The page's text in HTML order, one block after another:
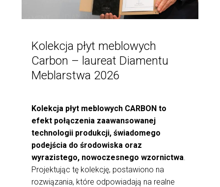
Kolekcja płyt meblowych
Carbon – laureat Diamentu
Meblarstwa 2026
Kolekcja płyt meblowych CARBON to
efekt połączenia zaawansowanej
technologii produkcji, świadomego
podejścia do środowiska oraz
wyrazistego, nowoczesnego wzornictwa.
Projektując tę kolekcję, postawiono na
rozwiązania, które odpowiadają na realne